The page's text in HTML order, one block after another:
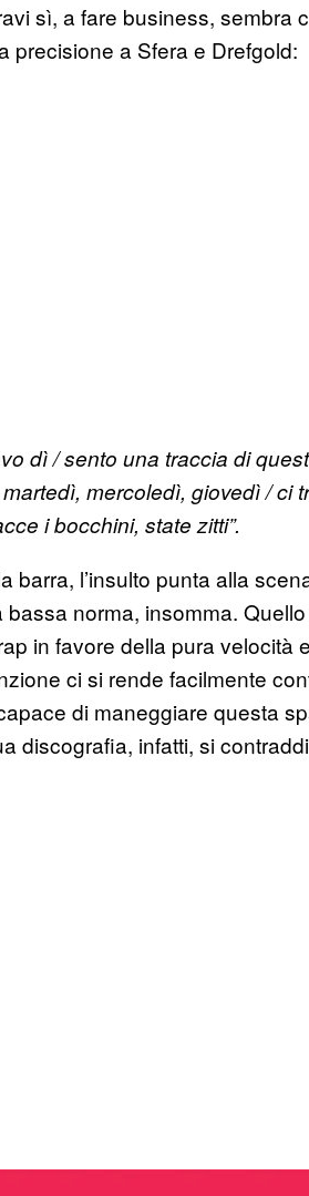
sì, a fare business, sembra
precisione a Sfera e Drefgold:
dì / sento una traccia di
mercoledì, giovedì / ci
i bocchini, state zitti”.
barra, l’insulto punta alla
bassa norma, insomma.
in favore della pura velocità
ci si rende facilmente
di maneggiare questa
discografia, infatti, si